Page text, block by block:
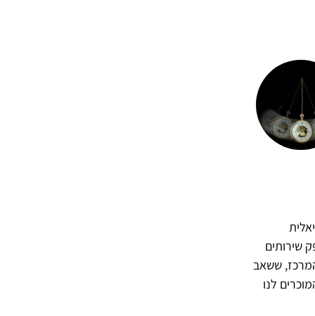
שירותים
המרכז, ששאב
לנו